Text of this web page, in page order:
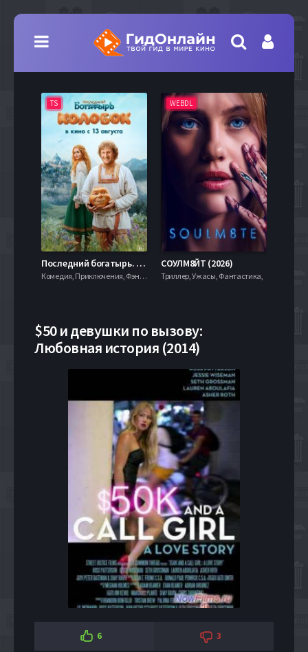
TS
Последний богатырь. Колобок (2026)
Комедия, Приключения, Фэнтези,
WEBDL
СОУЛМ8ЙТ (2026)
Триллер, Ужасы, Фантастика,
$50 и девушки по вызову:
Любовная история (2014)
6 3